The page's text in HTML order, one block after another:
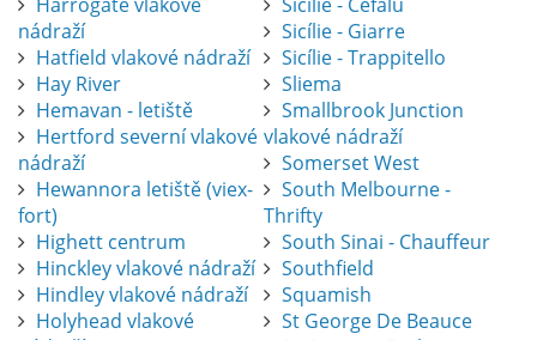
Harrogate vlakové
nádraží
Hatfield vlakové nádraží
Hay River
Hemavan - letiště
Hertford severní vlakové
nádraží
Hewannora letiště (viex-
fort)
Highett centrum
Hinckley vlakové nádraží
Hindley vlakové nádraží
Holyhead vlakové
Sicílie - Cefalu
Sicílie - Giarre
Sicílie - Trappitello
Sliema
Smallbrook Junction
vlakové nádraží
Somerset West
South Melbourne -
Thrifty
South Sinai - Chauffeur
Southfield
Squamish
St George De Beauce